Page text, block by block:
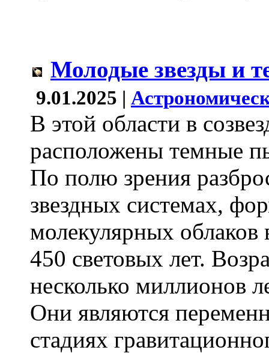
Молодые звезды и
9.01.2025 |
В этой области в
расположены темные
По полю зрения
звездных системах,
молекулярных облаков
450 световых лет.
несколько миллионов
Они являются
стадиях